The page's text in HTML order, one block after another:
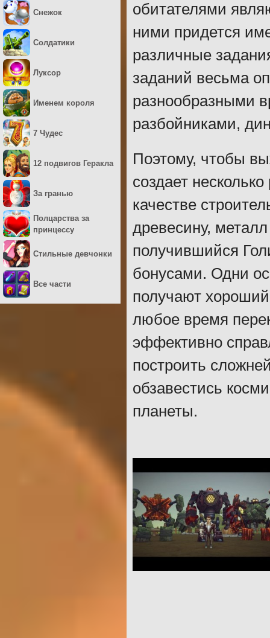
обитателями
ними придется
различные
заданий весьма
разнообразными
разбойниками,
Поэтому, чтобы
создает
качестве
древесину,
получившийся
бонусами. Одни
получают
любое время
эффективно
построить
обзавестись
планеты.
Снежок
Солдатики
Луксор
Именем короля
7 Чудес
12 подвигов Геракла
За гранью
Полцарства за
принцессу
Стильные девчонки
Все части